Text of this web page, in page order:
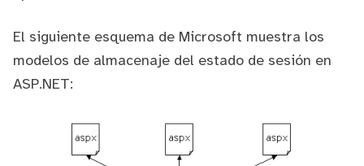
El siguiente esquema de Microsoft muestra los
modelos de almacenaje del estado de sesión en
ASP.NET: